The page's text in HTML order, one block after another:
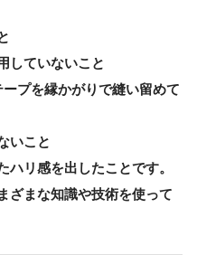
していないこと
プを縁かがりで縫い留めて
いこと
ハリ感を出したことです。
ざまな知識や技術を使って